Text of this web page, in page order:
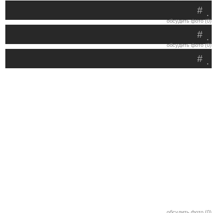
.
#
обсудить фото (0)
.
#
обсудить фото (0)
.
#